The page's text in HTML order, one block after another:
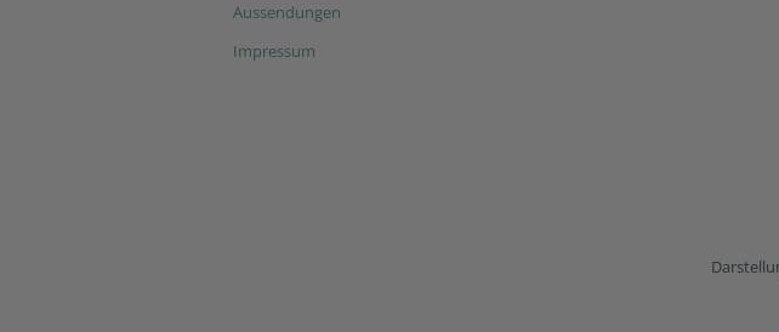
Aussendungen
Impressum